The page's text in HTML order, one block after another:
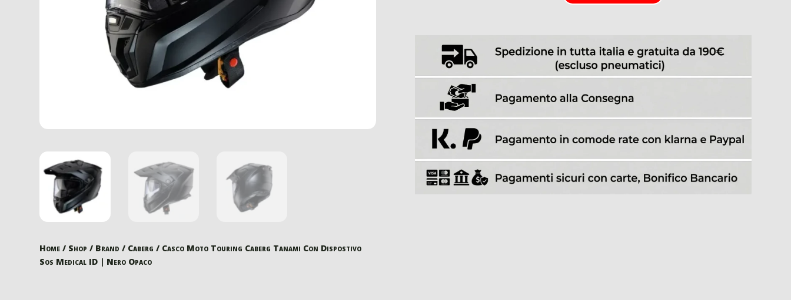
Home / Shop / Brand / Caberg / Casco Moto Touring Caberg Tanami Con Dispostivo
Sos Medical ID | Nero Opaco